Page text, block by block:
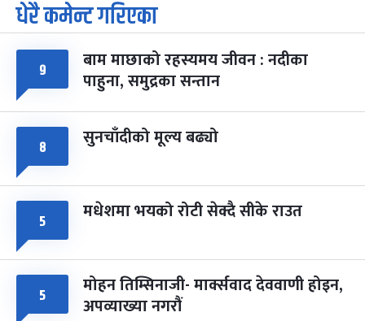
७
आइत
पूर्णिमा व्रत
चैत्र ७, २०८३-Mar 21, 2027
८
सोम
फागुपूर्णिमा
चैत्र ८, २०८३-Mar 22, 2027
७ महिना बाँकी
धेरै कमेन्ट गरिएका
९ बाम माछाको रहस्यमय जीवन : नदीका
पाहुना, समुद्रका सन्तान
८ सुनचाँदीको मूल्य बढ्यो
५ मधेशमा भयको रोटी सेक्दै सीके राउत
५ मोहन तिम्सिनाजी- मार्क्सवाद देववाणी होइन,
अपव्याख्या नगरौं